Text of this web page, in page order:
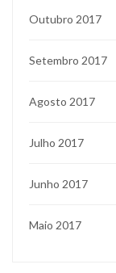
Outubro 2017
Setembro 2017
Agosto 2017
Julho 2017
Junho 2017
Maio 2017